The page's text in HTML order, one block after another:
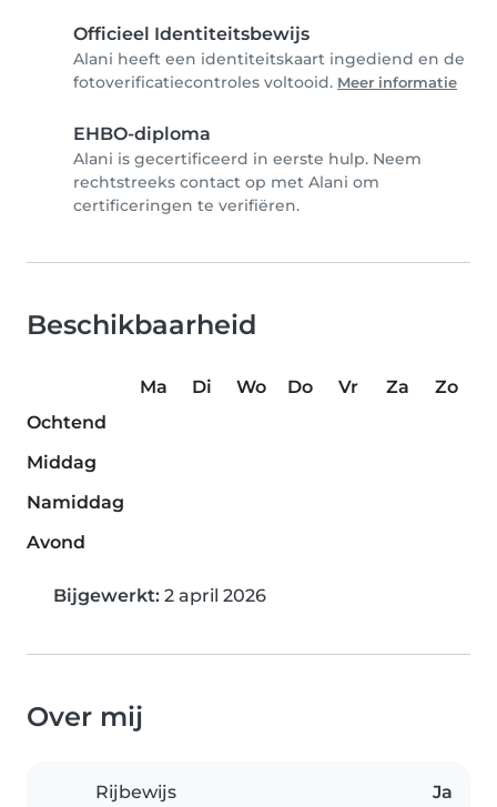
Officieel Identiteitsbewijs
Alani heeft een identiteitskaart ingediend en de
fotoverificatiecontroles voltooid. Meer informatie
EHBO-diploma
Alani is gecertificeerd in eerste hulp. Neem
rechtstreeks contact op met Alani om
certificeringen te verifiëren.
Beschikbaarheid
Ma Di Wo Do Vr Za
Zo
Ochtend
Middag
Namiddag
Avond
Bijgewerkt: 2 april 2026
Over mij
Rijbewijs Ja